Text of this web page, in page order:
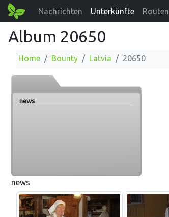
Nachrichten Unterkünfte Routen
Album 20650
Home Bounty Latvia 20650
news
news